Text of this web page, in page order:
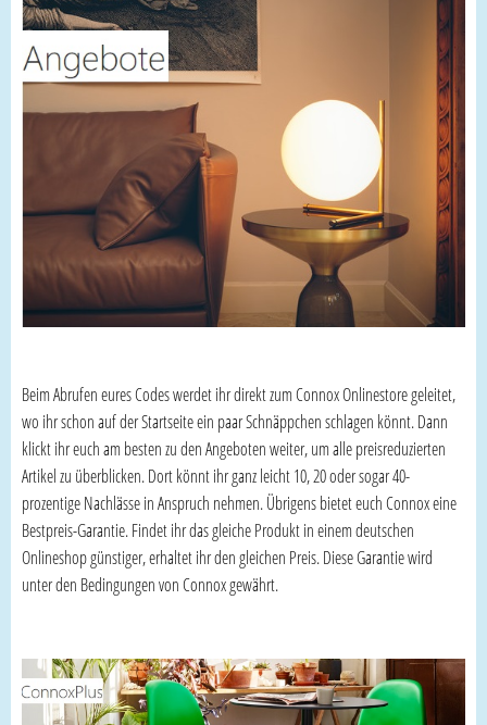
Beim Abrufen eures Codes werdet ihr direkt zum Connox Onlinestore geleitet,
wo ihr schon auf der Startseite ein paar Schnäppchen schlagen könnt. Dann
klickt ihr euch am besten zu den Angeboten weiter, um alle preisreduzierten
Artikel zu überblicken. Dort könnt ihr ganz leicht 10, 20 oder sogar 40-
prozentige Nachlässe in Anspruch nehmen. Übrigens bietet euch Connox eine
Bestpreis-Garantie. Findet ihr das gleiche Produkt in einem deutschen
Onlineshop günstiger, erhaltet ihr den gleichen Preis. Diese Garantie wird
unter den Bedingungen von Connox gewährt.